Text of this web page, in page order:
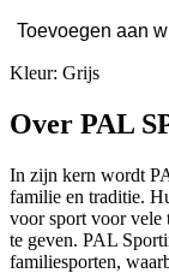
Toevoegen aan
Kleur: Grijs
Over PAL
In zijn kern wordt
familie en traditie.
voor sport voor vele
te geven. PAL
familiesporten,